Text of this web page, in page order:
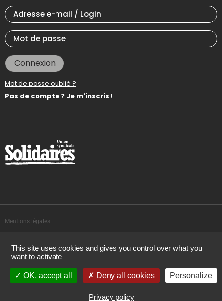
Connexion
Mot de passe oublié ?
Pas de compte ? Je m'inscris !
Mentions légales
Politique de confidentialité
Réalisation : Imagic.fr
This site uses cookies and gives you control over what you
want to activate
OK, accept all Deny all cookies Personalize
Privacy policy